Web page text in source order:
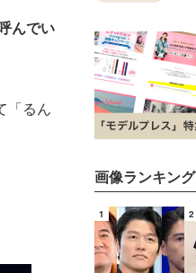
んでい
「るん
画像ランキング
1 2